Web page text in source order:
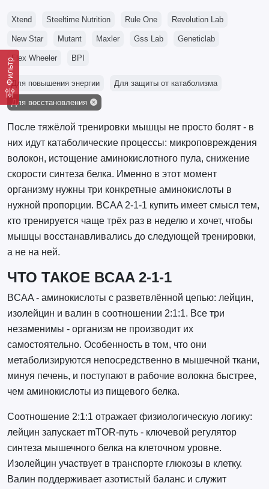
Фильтр
Xtend Steeltime Nutrition Rule One Revolution Lab
New Star Mutant Maxler Gss Lab Geneticlab
Flex Wheeler BPI
Для повышения энергии Для защиты от катаболизма
Для восстановления
После тяжёлой тренировки мышцы не просто болят - в
них идут катаболические процессы: микроповреждения
волокон, истощение аминокислотного пула, снижение
скорости синтеза белка. Именно в этот момент
организму нужны три конкретные аминокислоты в
нужной пропорции. BCAA 2-1-1 купить имеет смысл тем,
кто тренируется чаще трёх раз в неделю и хочет, чтобы
мышцы восстанавливались до следующей тренировки,
а не на ней.
ЧТО ТАКОЕ BCAA 2-1-1
BCAA - аминокислоты с разветвлённой цепью: лейцин,
изолейцин и валин в соотношении 2:1:1. Все три
незаменимы - организм не производит их
самостоятельно. Особенность в том, что они
метаболизируются непосредственно в мышечной ткани,
минуя печень, и поступают в рабочие волокна быстрее,
чем аминокислоты из пищевого белка.
Соотношение 2:1:1 отражает физиологическую логику:
лейцин запускает mTOR-путь - ключевой регулятор
синтеза мышечного белка на клеточном уровне.
Изолейцин участвует в транспорте глюкозы в клетку.
Валин поддерживает азотистый баланс и служит